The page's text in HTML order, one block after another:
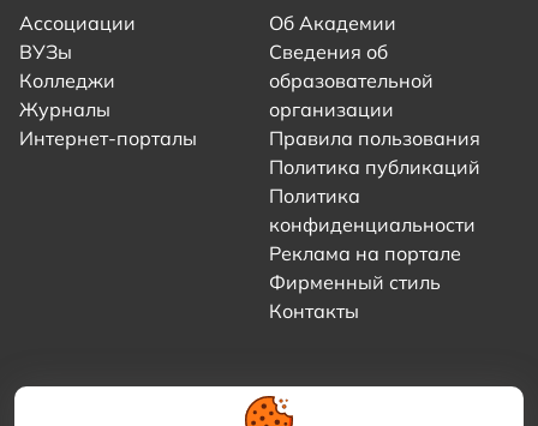
Ассоциации
ВУЗы
Колледжи
Журналы
Интернет-порталы
Об Академии
Сведения об
образовательной
организации
Правила пользования
Политика публикаций
Политика
конфиденциальности
Реклама на портале
Фирменный стиль
Контакты